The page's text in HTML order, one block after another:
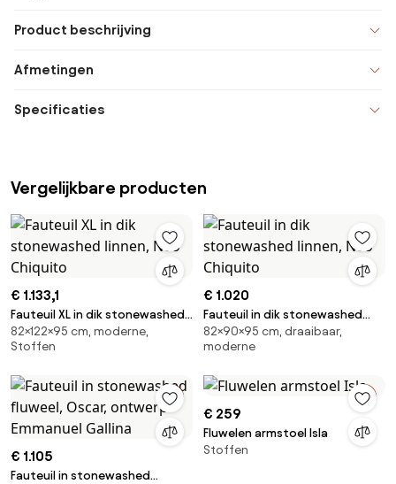
Product beschrijving
Afmetingen
Specificaties
Vergelijkbare producten
€ 1.133,1
Fauteuil XL in dik stonewashed
linnen, Neo Chiquito
82×122×95 cm, moderne,
Stoffen
€ 1.020
Fauteuil in dik stonewashed
linnen, Neo Chiquito
82×90×95 cm, draaibaar,
moderne
€ 1.105
Fauteuil in stonewashed
€ 259
Fluwelen armstoel Isla
Stoffen